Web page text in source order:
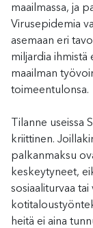
maailmassa, ja
Virusepidemia
asemaan eri
miljardia
maailman
toimeentulonsa.
Tilanne useissa
kriittinen.
palkanmaksu
keskeytyneet,
sosiaaliturvaa
heitä ei aina